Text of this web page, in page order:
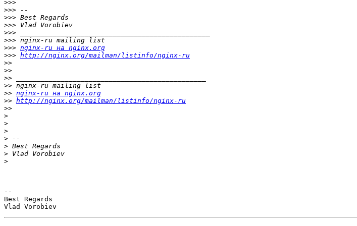
>>>
>>>
>>>
>>>
>>>
>>>
>>> nginx-ru на nginx.org
>>> http://nginx.org/mailman/listinfo/nginx-ru
>>
>>
>>
>>
>> nginx-ru на nginx.org
>> http://nginx.org/mailman/listinfo/nginx-ru
>>
>
>
>
>
>
>
>
--
Best Regards